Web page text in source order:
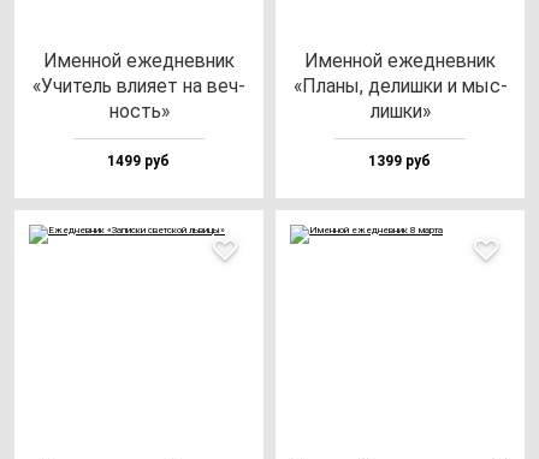
Имен­ной ежед­нев­ник
«Учи­тель вли­яет на веч­
ность»
1499 руб
Имен­ной ежед­нев­ник
«Пла­ны, де­лиш­ки и мыс­
лиш­ки»
1399 руб